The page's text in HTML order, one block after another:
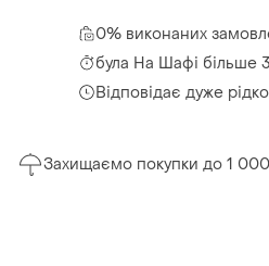
0% виконаних
була На Шафі більше
Відповідає дуже рідко
Захищаємо покупки до 1